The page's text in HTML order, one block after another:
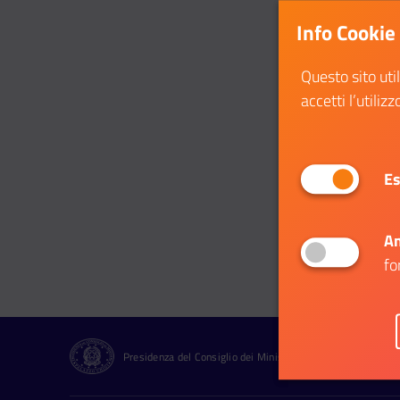
Presidenza del Consiglio dei Ministri Dipartimento per le
Info Cookie
Questo sito
accetti